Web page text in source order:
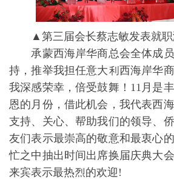
▲第三届会长蔡志敏发表就职
承蒙⻄海岸华商总会全体成员
持，推举我担任意⼤利⻄海岸华
我深感荣幸，倍受⿎舞！11⽉是
恩的月份，借此机会，我代表西
⽀持、关心、帮助我们的领导、
友们表示最崇高的敬意和最衷心
忙之中抽出时间出席换届庆典⼤
来宾表示最热烈的欢迎!